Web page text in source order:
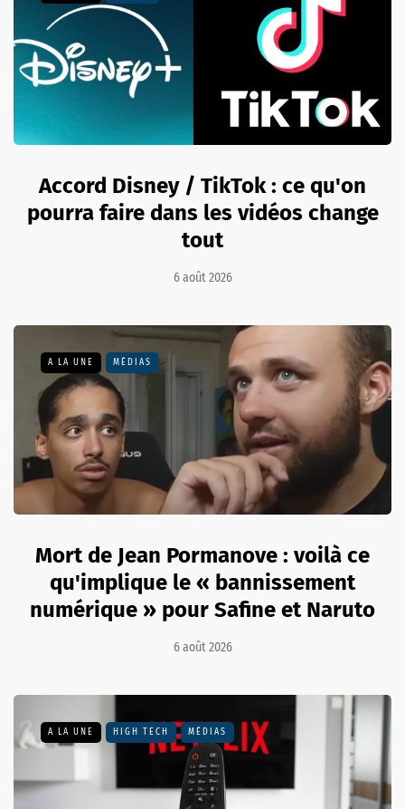
Accord Disney / TikTok : ce qu'on
pourra faire dans les vidéos change
tout
6 août 2026
A LA UNE MÉDIAS
Mort de Jean Pormanove : voilà ce
qu'implique le « bannissement
numérique » pour Safine et Naruto
6 août 2026
A LA UNE HIGH TECH MÉDIAS